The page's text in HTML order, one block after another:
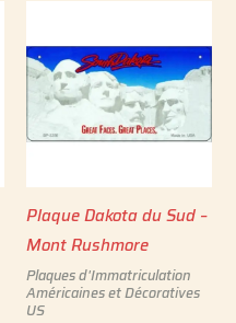
Plaque Dakota du Sud –
Mont Rushmore
Plaques d'Immatriculation
Américaines et Décoratives
US